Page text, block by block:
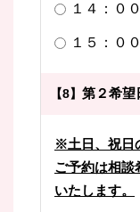
１４：０
１５：０
【8】 第２希望
※土日、祝日
ご予約は相談
いたします。